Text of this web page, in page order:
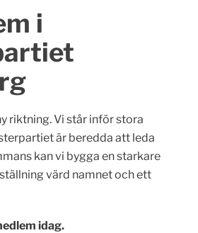
i
riktning. Vi står inför stora
är beredda att leda
kan vi bygga en starkare
värd namnet och ett
idag.